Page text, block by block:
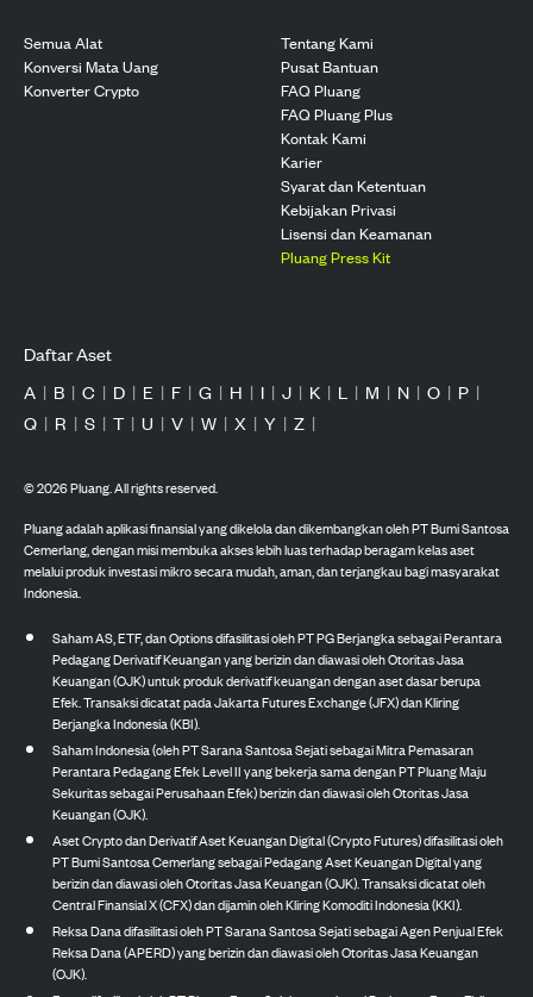
Semua Alat
Konversi Mata Uang
Konverter Crypto
Tentang Kami
Pusat Bantuan
FAQ Pluang
FAQ Pluang Plus
Kontak Kami
Karier
Syarat dan Ketentuan
Kebijakan Privasi
Lisensi dan Keamanan
Pluang Press Kit
Daftar Aset
A | B | C | D | E | F | G | H | I | J | K | L | M | N | O | P |
Q | R | S | T | U | V | W | X | Y | Z |
©2026Pluang. All rights reserved.
Pluang adalah aplikasi finansial yang dikelola dan dikembangkan oleh PT Bumi Santosa
Cemerlang, dengan misi membuka akses lebih luas terhadap beragam kelas aset
melalui produk investasi mikro secara mudah, aman, dan terjangkau bagi masyarakat
Indonesia.
Saham AS, ETF, dan Options difasilitasi oleh PT PG Berjangka sebagai Perantara
Pedagang Derivatif Keuangan yang berizin dan diawasi oleh Otoritas Jasa
Keuangan (OJK) untuk produk derivatif keuangan dengan aset dasar berupa
Efek. Transaksi dicatat pada Jakarta Futures Exchange (JFX) dan Kliring
Berjangka Indonesia (KBI).
Saham Indonesia (oleh PT Sarana Santosa Sejati sebagai Mitra Pemasaran
Perantara Pedagang Efek Level II yang bekerja sama dengan PT Pluang Maju
Sekuritas sebagai Perusahaan Efek) berizin dan diawasi oleh Otoritas Jasa
Keuangan (OJK).
Aset Crypto dan Derivatif Aset Keuangan Digital (Crypto Futures) difasilitasi oleh
PT Bumi Santosa Cemerlang sebagai Pedagang Aset Keuangan Digital yang
berizin dan diawasi oleh Otoritas Jasa Keuangan (OJK). Transaksi dicatat oleh
Central Finansial X (CFX) dan dijamin oleh Kliring Komoditi Indonesia (KKI).
Reksa Dana difasilitasi oleh PT Sarana Santosa Sejati sebagai Agen Penjual Efek
Reksa Dana (APERD) yang berizin dan diawasi oleh Otoritas Jasa Keuangan
(OJK).